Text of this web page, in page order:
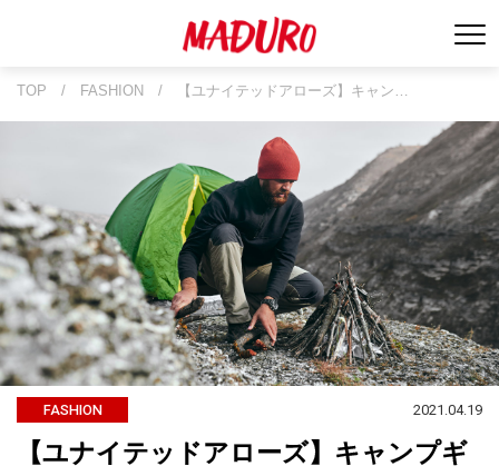
TOP / FASHION / 【ユナイテッドアローズ】キャン…
FASHION 2021.04.19
【ユナイテッドアローズ】キャンプギ